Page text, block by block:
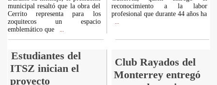
municipal resaltó que la obra del
Cerrito representa para los
zoquitecos un espacio
emblemático que
reconocimiento a la labor
profesional que durante 44 años ha
Estudiantes del
ITSZ inician el
proyecto
Club Rayados del
Monterrey entregó